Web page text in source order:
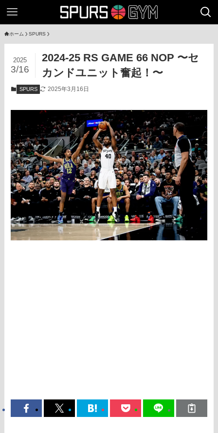
ホーム SPURS
2024-25 RS GAME 66 NOP 〜セ
カンドユニット奮起！〜
2025
3/16
SPURS 2025年3月16日